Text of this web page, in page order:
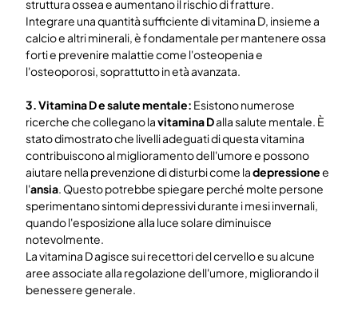
struttura ossea e aumentano il rischio di fratture.
Integrare una quantità sufficiente di vitamina D, insieme a
calcio e altri minerali, è fondamentale per mantenere ossa
forti e prevenire malattie come l'osteopenia e
l'osteoporosi, soprattutto in età avanzata.
3. Vitamina D e salute mentale: Esistono numerose
ricerche che collegano lavitamina Dalla salute mentale. È
stato dimostrato che livelli adeguati di questa vitamina
contribuiscono al miglioramento dell'umore e possono
aiutare nella prevenzione di disturbi come ladepressionee
l'ansia. Questo potrebbe spiegare perché molte persone
sperimentano sintomi depressivi durante i mesi invernali,
quando l'esposizione alla luce solare diminuisce
notevolmente.
La vitamina D agisce sui recettori del cervello e su alcune
aree associate alla regolazione dell'umore, migliorando il
benessere generale.